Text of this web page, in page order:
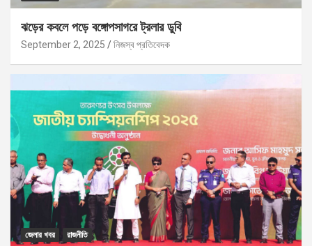
ঝড়ের কবলে পড়ে বঙ্গোপসাগরে ট্রলার ডুবি
September 2, 2025 নিজস্ব প্রতিবেদক
জেলার খবর রাজনীতি